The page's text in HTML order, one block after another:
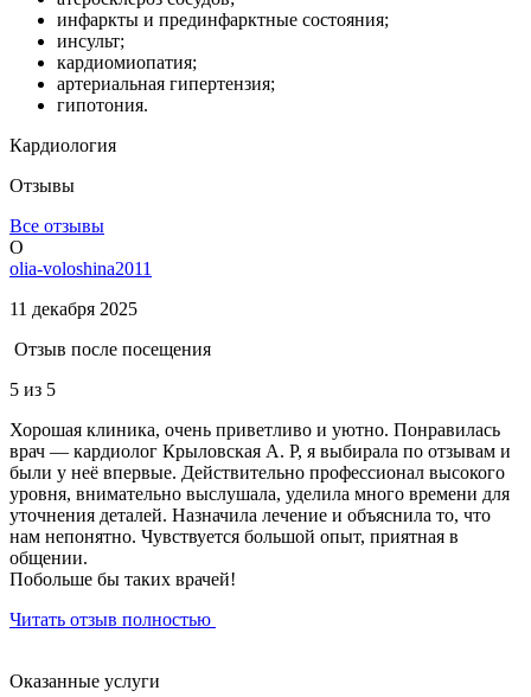
инфаркты и прединфарктные состояния;
инсульт;
кардиомиопатия;
артериальная гипертензия;
гипотония.
Кардиология
Отзывы
Все отзывы
O
olia-voloshina2011
11 декабря 2025
Отзыв после посещения
5 из 5
Хорошая клиника, очень приветливо и уютно. Понравилась
врач — кардиолог Крыловская А. Р, я выбирала по отзывам и
были у неё впервые. Действительно профессионал высокого
уровня, внимательно выслушала, уделила много времени для
уточнения деталей. Назначила лечение и объяснила то, что
нам непонятно. Чувствуется большой опыт, приятная в
общении.
Побольше бы таких врачей!
Читать отзыв полностью
Оказанные услуги